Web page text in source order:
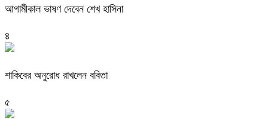
আগামীকাল ভাষণ দেবেন শেখ হাসিনা
৪
শাকিবের অনুরোধ রাখলেন ববিতা
৫